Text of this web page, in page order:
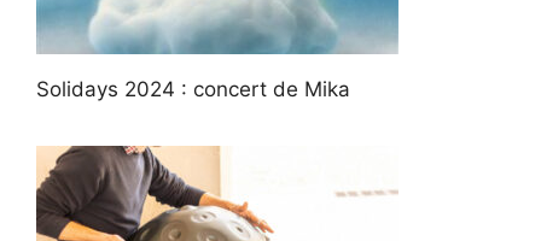
Solidays 2024 : concert de Mika